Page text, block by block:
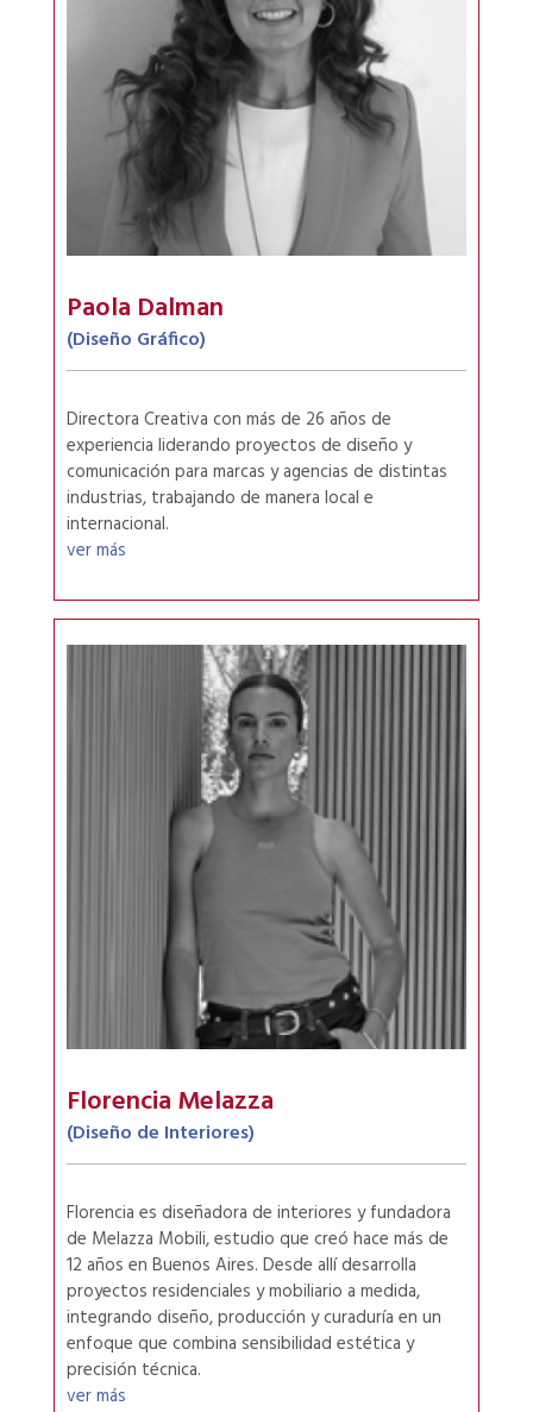
Paola Dalman
(Diseño Gráfico)
Directora Creativa con más de 26 años de
experiencia liderando proyectos de diseño y
comunicación para marcas y agencias de distintas
industrias, trabajando de manera local e
internacional.
ver más
Florencia Melazza
(Diseño de Interiores)
Florencia es diseñadora de interiores y fundadora
de Melazza Mobili, estudio que creó hace más de
12 años en Buenos Aires. Desde allí desarrolla
proyectos residenciales y mobiliario a medida,
integrando diseño, producción y curaduría en un
enfoque que combina sensibilidad estética y
precisión técnica.
ver más